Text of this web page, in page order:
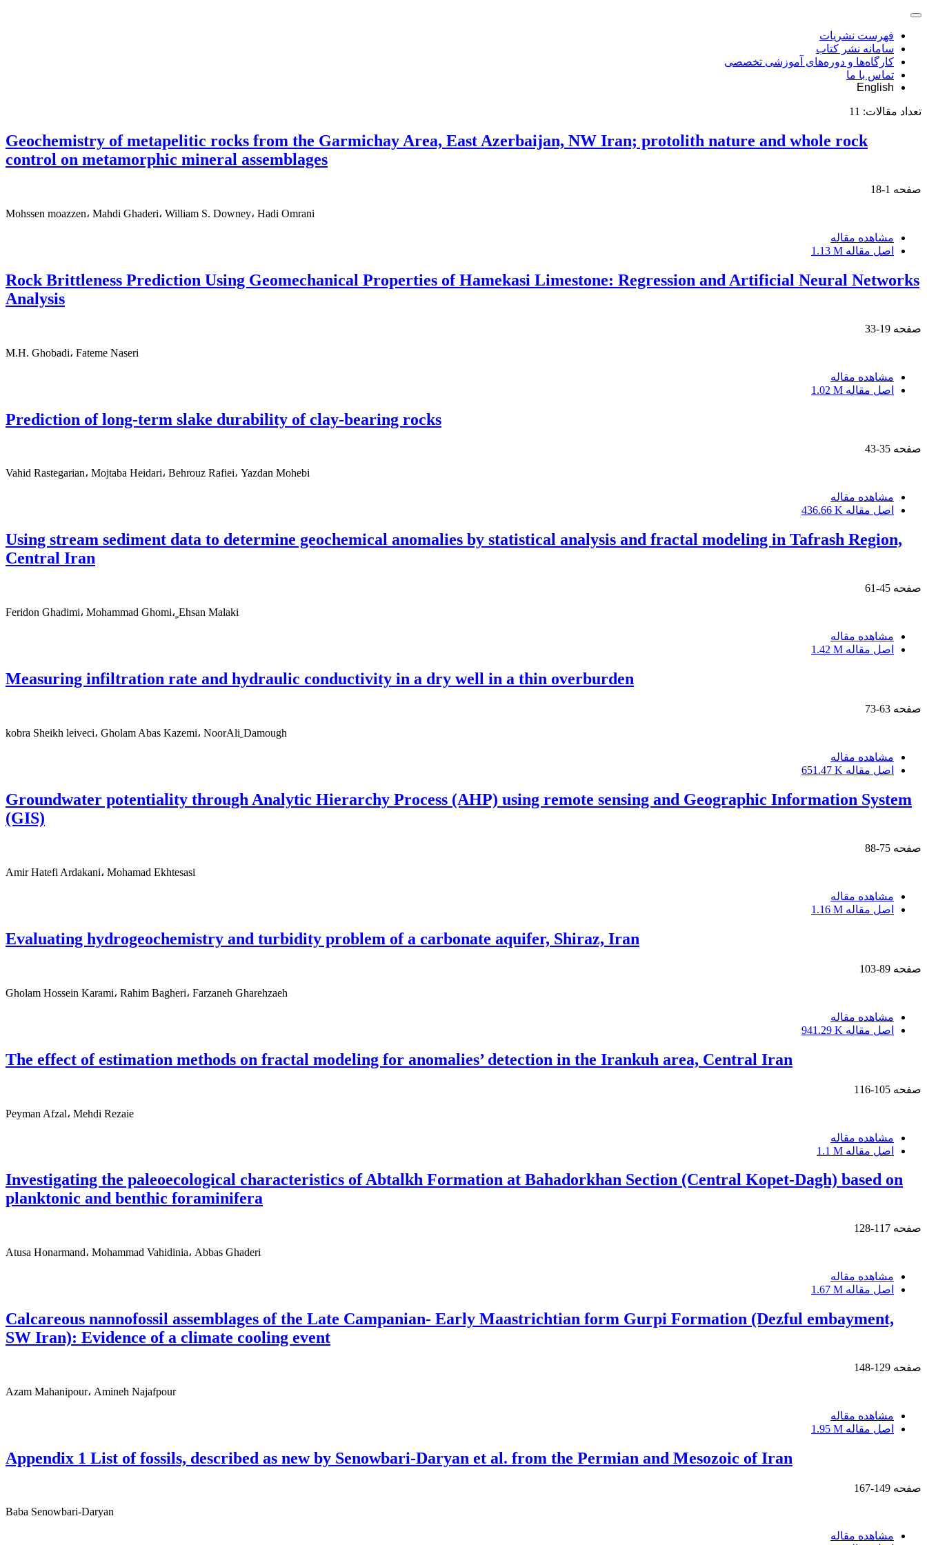
فهرست نشریات
سامانه نشر کتاب
کارگاه‌ها و دوره‌های آموزشی تخصصی
تماس با ما
English
تعداد مقالات: 11
Geochemistry of metapelitic rocks from the Garmichay Area, East Azerbaijan, NW Iran; protolith nature and whole rock
control on metamorphic mineral assemblages
صفحه 1-18
Mohssen moazzen، Mahdi Ghaderi، William S. Downey، Hadi Omrani
مشاهده مقاله
اصل مقاله 1.13 M
Rock Brittleness Prediction Using Geomechanical Properties of Hamekasi Limestone: Regression and Artificial Neural Networks
Analysis
صفحه 19-33
M.H. Ghobadi، Fateme Naseri
مشاهده مقاله
اصل مقاله 1.02 M
Prediction of long-term slake durability of clay-bearing rocks
صفحه 35-43
Vahid Rastegarian، Mojtaba Heidari، Behrouz Rafiei، Yazdan Mohebi
مشاهده مقاله
اصل مقاله 436.66 K
Using stream sediment data to determine geochemical anomalies by statistical analysis and fractal modeling in Tafrash Region,
Central Iran
صفحه 45-61
Feridon Ghadimi، Mohammad Ghomi، ٍEhsan Malaki
مشاهده مقاله
اصل مقاله 1.42 M
Measuring infiltration rate and hydraulic conductivity in a dry well in a thin overburden
صفحه 63-73
kobra Sheikh leiveci، Gholam Abas Kazemi، NoorAli ِDamough
مشاهده مقاله
اصل مقاله 651.47 K
Groundwater potentiality through Analytic Hierarchy Process (AHP) using remote sensing and Geographic Information System
(GIS)
صفحه 75-88
Amir Hatefi Ardakani، Mohamad Ekhtesasi
مشاهده مقاله
اصل مقاله 1.16 M
Evaluating hydrogeochemistry and turbidity problem of a carbonate aquifer, Shiraz, Iran
صفحه 89-103
Gholam Hossein Karami، Rahim Bagheri، Farzaneh Gharehzaeh
مشاهده مقاله
اصل مقاله 941.29 K
The effect of estimation methods on fractal modeling for anomalies’ detection in the Irankuh area, Central Iran
صفحه 105-116
Peyman Afzal، Mehdi Rezaie
مشاهده مقاله
اصل مقاله 1.1 M
Investigating the paleoecological characteristics of Abtalkh Formation at Bahadorkhan Section (Central Kopet-Dagh) based on
planktonic and benthic foraminifera
صفحه 117-128
Atusa Honarmand، Mohammad Vahidinia، Abbas Ghaderi
مشاهده مقاله
اصل مقاله 1.67 M
Calcareous nannofossil assemblages of the Late Campanian- Early Maastrichtian form Gurpi Formation (Dezful embayment,
SW Iran): Evidence of a climate cooling event
صفحه 129-148
Azam Mahanipour، Amineh Najafpour
مشاهده مقاله
اصل مقاله 1.95 M
Appendix 1 List of fossils, described as new by Senowbari-Daryan et al. from the Permian and Mesozoic of Iran
صفحه 149-167
Baba Senowbari-Daryan
مشاهده مقاله